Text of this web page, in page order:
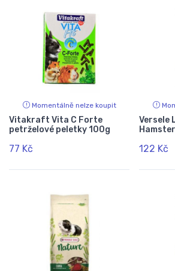
Momentálně nelze koupit
Vitakraft Vita C Forte
petrželové peletky 100g
77 Kč
Versele
122 Kč